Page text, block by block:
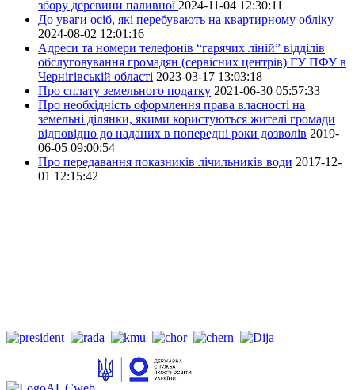
збору деревини паливної 2024-11-04 12:30:11
До уваги осіб, які перебувають на квартирному обліку
2024-08-02 12:01:16
Адреси та номери телефонів “гарячих ліній” відділів
обслуговування громадян (сервісних центрів) ГУ ПФУ в
Чернігівській області 2023-03-17 13:03:18
Про сплату земельного податку 2021-06-30 05:57:33
Про необхідність оформлення права власності на
земельні ділянки, якими користуються жителі громади
відповідно до наданих в попередні роки дозволів 2019-
06-05 09:00:54
Про передавання показників лічильників води 2017-12-
01 12:15:42